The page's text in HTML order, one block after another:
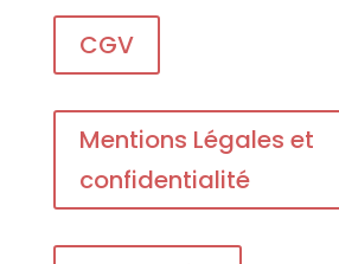
CGV
Mentions Légales et
confidentialité